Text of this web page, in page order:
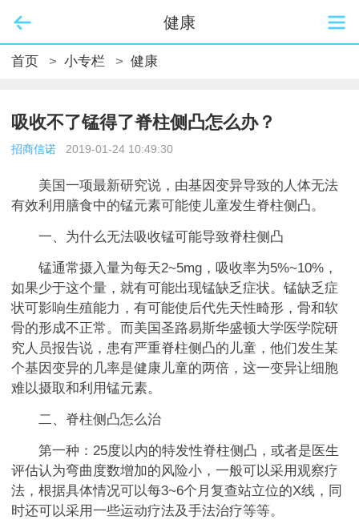
健康
首页 > 小专栏 > 健康
吸收不了锰得了脊柱侧凸怎么办？
招商信诺 2019-01-24 10:49:30
美国一项最新研究说，由基因变异导致的人体无法
有效利用膳食中的锰元素可能使儿童发生脊柱侧凸。
一、为什么无法吸收锰可能导致脊柱侧凸
锰通常摄入量为每天2~5mg，吸收率为5%~10%，
如果少于这个量，就有可能出现锰缺乏症状。锰缺乏症
状可影响生殖能力，有可能使后代先天性畸形，骨和软
骨的形成不正常。而美国圣路易斯华盛顿大学医学院研
究人员报告说，患有严重脊柱侧凸的儿童，他们发生某
个基因变异的几率是健康儿童的两倍，这一变异让细胞
难以摄取和利用锰元素。
二、脊柱侧凸怎么治
第一种：25度以内的特发性脊柱侧凸，或者是医生
评估认为弯曲度数增加的风险小，一般可以采用观察疗
法，根据具体情况可以每3~6个月复查站立位的X线，同
时还可以采用一些运动疗法及手法治疗等等。